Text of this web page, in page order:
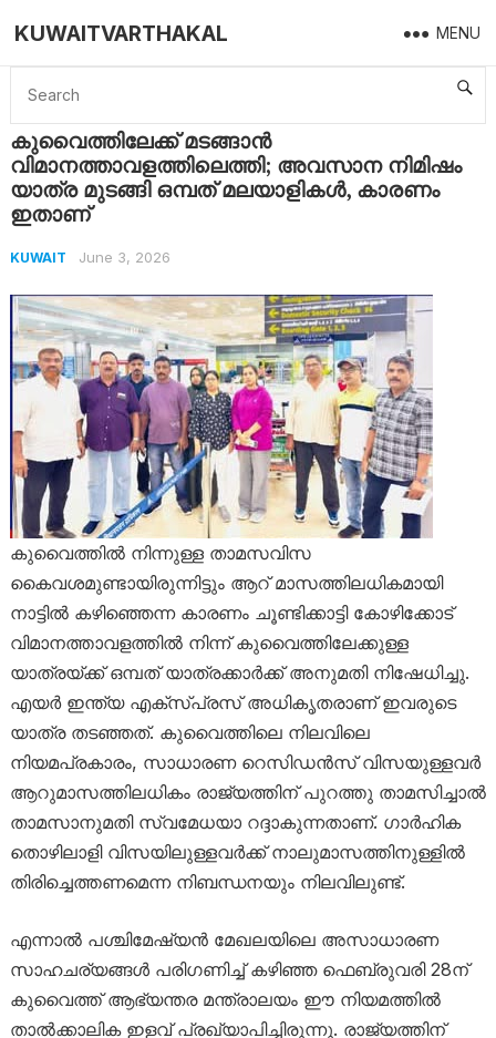
KUWAITVARTHAKAL MENU
Home Kuwait കുവൈത്തിലേക്ക് മടങ്ങാൻ വിമാനത്താവളത്തിലെത്തി; അവസാന നിമിഷം യാത്ര മുടങ്ങി ഒമ്പത് മലയാളികൾ, കാരണം ഇതാണ്
കുവൈത്തിലേക്ക് മടങ്ങാൻ
വിമാനത്താവളത്തിലെത്തി; അവസാന നിമിഷം
യാത്ര മുടങ്ങി ഒമ്പത് മലയാളികൾ, കാരണം
ഇതാണ്
KUWAIT June 3, 2026
കുവൈത്തിൽ നിന്നുള്ള താമസവിസ
കൈവശമുണ്ടായിരുന്നിട്ടും ആറ് മാസത്തിലധികമായി
നാട്ടിൽ കഴിഞ്ഞെന്ന കാരണം ചൂണ്ടിക്കാട്ടി കോഴിക്കോട്
വിമാനത്താവളത്തിൽ നിന്ന് കുവൈത്തിലേക്കുള്ള
യാത്രയ്ക്ക് ഒമ്പത് യാത്രക്കാർക്ക് അനുമതി നിഷേധിച്ചു.
എയർ ഇന്ത്യ എക്സ്പ്രസ് അധികൃതരാണ് ഇവരുടെ
യാത്ര തടഞ്ഞത്. കുവൈത്തിലെ നിലവിലെ
നിയമപ്രകാരം, സാധാരണ റെസിഡൻസ് വിസയുള്ളവർ
ആറുമാസത്തിലധികം രാജ്യത്തിന് പുറത്തു താമസിച്ചാൽ
താമസാനുമതി സ്വമേധയാ റദ്ദാകുന്നതാണ്. ഗാർഹിക
തൊഴിലാളി വിസയിലുള്ളവർക്ക് നാലുമാസത്തിനുള്ളിൽ
തിരിച്ചെത്തണമെന്ന നിബന്ധനയും നിലവിലുണ്ട്.
എന്നാൽ പശ്ചിമേഷ്യൻ മേഖലയിലെ അസാധാരണ
സാഹചര്യങ്ങൾ പരിഗണിച്ച് കഴിഞ്ഞ ഫെബ്രുവരി 28ന്
കുവൈത്ത് ആഭ്യന്തര മന്ത്രാലയം ഈ നിയമത്തിൽ
താൽക്കാലിക ഇളവ് പ്രഖ്യാപിച്ചിരുന്നു. രാജ്യത്തിന്